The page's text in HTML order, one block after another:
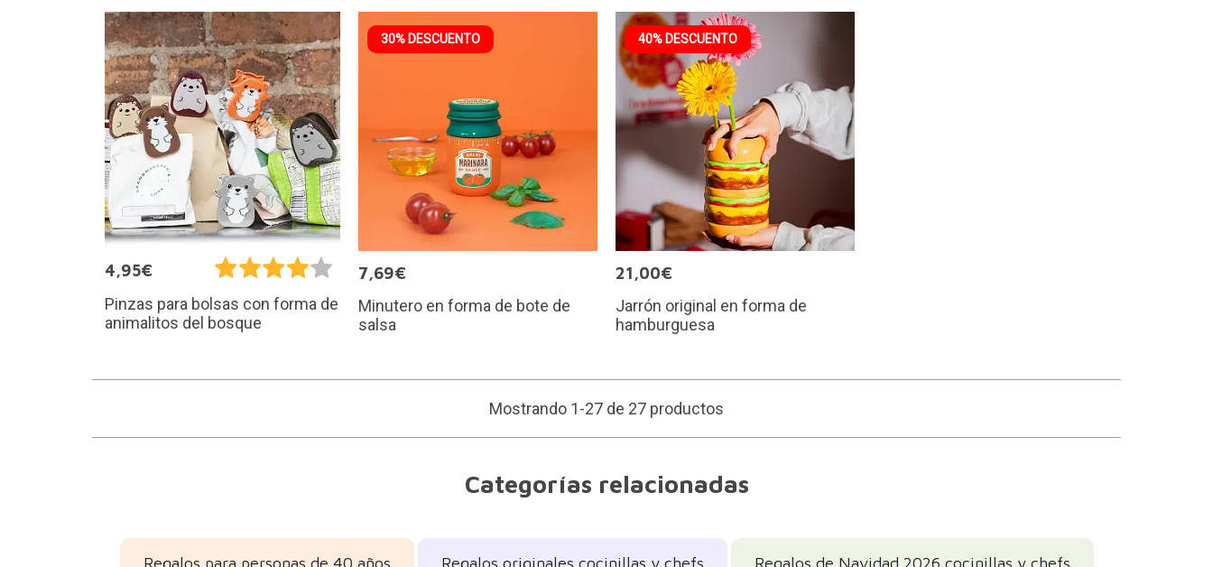
4,95€
Pinzas para bolsas con forma de
animalitos del bosque
30% DESCUENTO
7,69€
Minutero en forma de bote de
salsa
40% DESCUENTO
21,00€
Jarrón original en forma de
hamburguesa
Mostrando 1-27 de 27 productos
Categorías relacionadas
Regalos para personas de 40 años Regalos originales cocinillas y chefs Regalos de Navidad 2026 cocinillas y chefs